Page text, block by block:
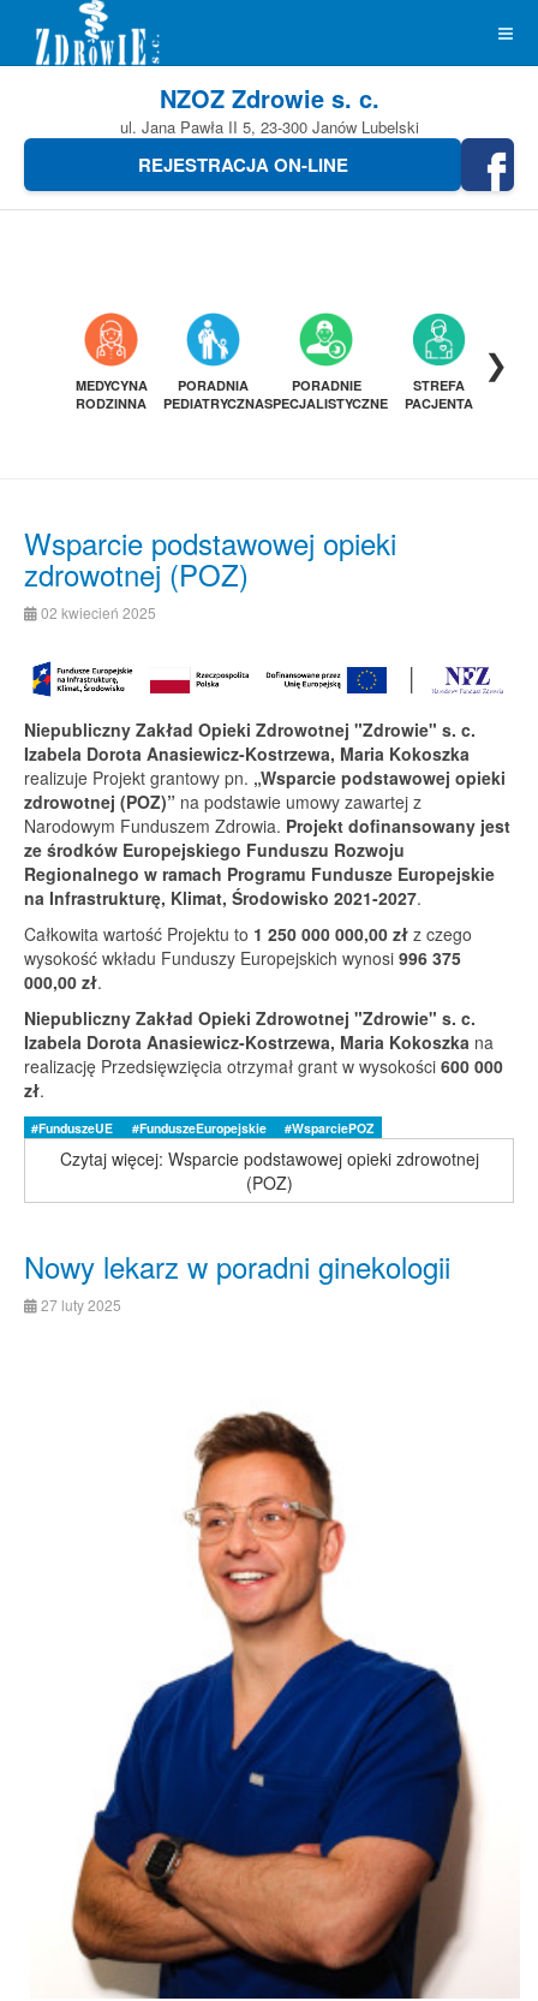
NZOZ Zdrowie s. c.
ul. Jana Pawła II 5, 23-300 Janów Lubelski
REJESTRACJA ON-LINE
MEDYCYNA
RODZINNA
PORADNIA
PEDIATRYCZNA
PORADNIE
SPECJALISTYCZNE
STREFA
PACJENTA
❯
Wsparcie podstawowej opieki
zdrowotnej (POZ)
02 kwiecień 2025
Niepubliczny Zakład Opieki Zdrowotnej "Zdrowie" s. c.
Izabela Dorota Anasiewicz-Kostrzewa, Maria Kokoszka
realizuje Projekt grantowy pn. „Wsparcie podstawowej opieki
zdrowotnej (POZ)” na podstawie umowy zawartej z
Narodowym Funduszem Zdrowia. Projekt dofinansowany jest
ze środków Europejskiego Funduszu Rozwoju
Regionalnego w ramach Programu Fundusze Europejskie
na Infrastrukturę, Klimat, Środowisko 2021-2027.
Całkowita wartość Projektu to 1 250 000 000,00 zł z czego
wysokość wkładu Funduszy Europejskich wynosi 996 375
000,00 zł.
Niepubliczny Zakład Opieki Zdrowotnej "Zdrowie" s. c.
Izabela Dorota Anasiewicz-Kostrzewa, Maria Kokoszka na
realizację Przedsięwzięcia otrzymał grant w wysokości 600 000
zł.
#FunduszeUE #FunduszeEuropejskie #WsparciePOZ
Czytaj więcej: Wsparcie podstawowej opieki zdrowotnej
(POZ)
Nowy lekarz w poradni ginekologii
27 luty 2025